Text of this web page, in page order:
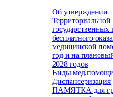
Об утверждении
государственных
бесплатного
медицинской
год и на
2028 годов
Виды
Диспансеризация
ПАМЯТКА для